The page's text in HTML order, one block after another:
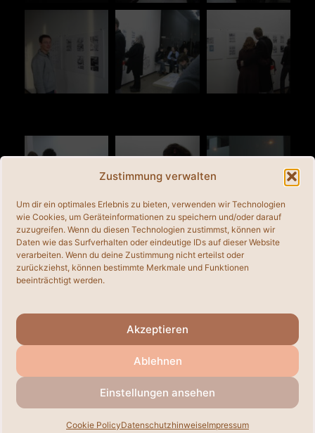
Zustimmung verwalten
Um dir ein optimales Erlebnis zu bieten, verwenden wir Technologien
wie Cookies, um Geräteinformationen zu speichern und/oder darauf
zuzugreifen. Wenn du diesen Technologien zustimmst, können wir
Daten wie das Surfverhalten oder eindeutige IDs auf dieser Website
verarbeiten. Wenn du deine Zustimmung nicht erteilst oder
zurückziehst, können bestimmte Merkmale und Funktionen
beeinträchtigt werden.
Akzeptieren
Ablehnen
Einstellungen ansehen
Cookie PolicyDatenschutzhinweiseImpressum
Digital
StillCamera
Digital
StillCamera
© 2026• Erstellt mitGeneratePress